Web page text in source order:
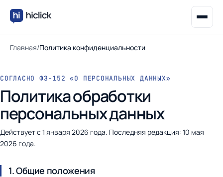
Главная/Политика конфиденциальности
СОГЛАСНО ФЗ-152 «О ПЕРСОНАЛЬНЫХ ДАННЫХ»
Политика обработки
персональных данных
Действует с 1 января 2026 года. Последняя редакция: 10 мая
2026 года.
1. Общие положения